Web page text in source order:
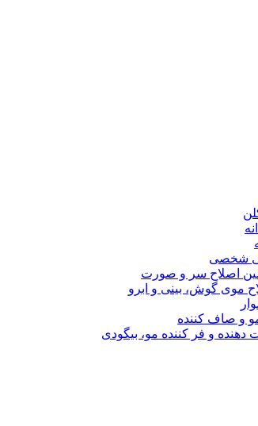
شخصی
اصلاح سر و صورت
موی گوش، بینی و ابرو
مو و صاف کننده
دهنده و فر کننده مو، بیگودی